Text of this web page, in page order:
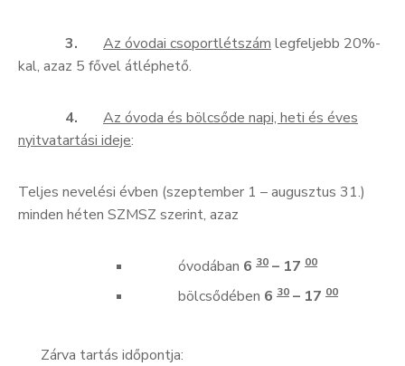
3. Az óvodai csoportlétszám legfeljebb 20%-
kal, azaz 5 fővel átléphető.
4. Az óvoda és bölcsőde napi, heti és éves
nyitvatartási ideje:
Teljes nevelési évben (szeptember 1 – augusztus 31.)
minden héten SZMSZ szerint, azaz
óvodában 6 30 – 17 00
bölcsődében 6 30 – 17 00
Zárva tartás időpontja: